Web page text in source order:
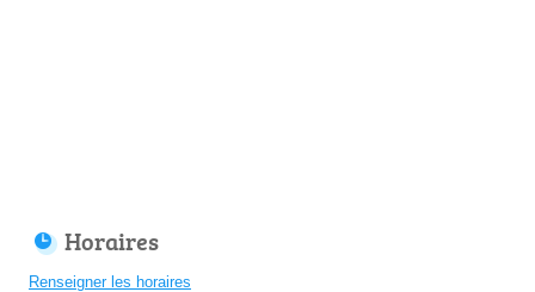
Horaires
Renseigner les horaires